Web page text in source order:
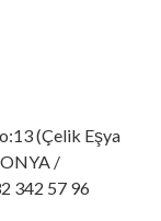
(Çelik Eşya
/
342 57 96